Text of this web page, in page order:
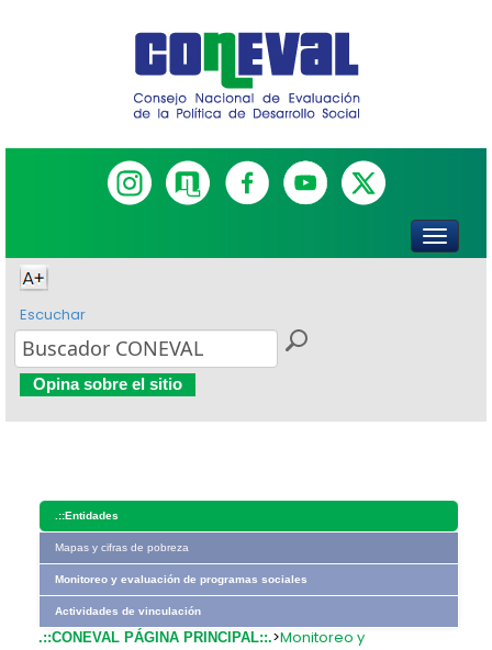
Escuchar
Opina sobre el sitio
.::Entidades
Mapas y cifras de pobreza
Monitoreo y evaluación de programas sociales
Actividades de vinculación
.::CONEVAL PÁGINA PRINCIPAL::.>Monitoreo y